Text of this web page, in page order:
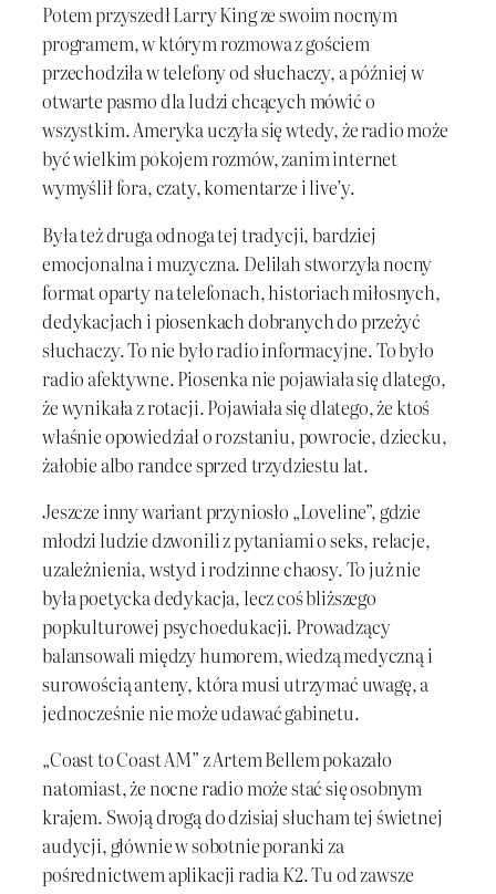
Potem przyszedł Larry King ze swoim nocnym
programem, w którym rozmowa z gościem
przechodziła w telefony od słuchaczy, a później w
otwarte pasmo dla ludzi chcących mówić o
wszystkim. Ameryka uczyła się wtedy, że radio może
być wielkim pokojem rozmów, zanim internet
wymyślił fora, czaty, komentarze i live’y.
Była też druga odnoga tej tradycji, bardziej
emocjonalna i muzyczna. Delilah stworzyła nocny
format oparty na telefonach, historiach miłosnych,
dedykacjach i piosenkach dobranych do przeżyć
słuchaczy. To nie było radio informacyjne. To było
radio afektywne. Piosenka nie pojawiała się dlatego,
że wynikała z rotacji. Pojawiała się dlatego, że ktoś
właśnie opowiedział o rozstaniu, powrocie, dziecku,
żałobie albo randce sprzed trzydziestu lat.
Jeszcze inny wariant przyniosło „Loveline”, gdzie
młodzi ludzie dzwonili z pytaniami o seks, relacje,
uzależnienia, wstyd i rodzinne chaosy. To już nie
była poetycka dedykacja, lecz coś bliższego
popkulturowej psychoedukacji. Prowadzący
balansowali między humorem, wiedzą medyczną i
surowością anteny, która musi utrzymać uwagę, a
jednocześnie nie może udawać gabinetu.
„Coast to Coast AM” z Artem Bellem pokazało
natomiast, że nocne radio może stać się osobnym
krajem. Swoją drogą do dzisiaj słucham tej świetnej
audycji, głównie w sobotnie poranki za
pośrednictwem aplikacji radia K2. Tu od zawsze